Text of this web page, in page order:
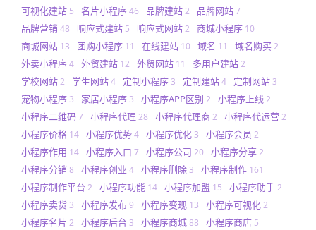
可视化建站 5 名片小程序46 品牌建站2 品牌网站7
品牌营销 48 响应式建站 5 响应式网站2 商城小程序 10
商城网站 13 团购小程序 11 在线建站 10 域名 11 域名购买2
外卖小程序4 外贸建站 12 外贸网站 11 多用户建站2
学校网站2 学生网站4 定制小程序 3 定制建站4 定制网站 3
宠物小程序 3 家居小程序 3 小程序APP区别 2 小程序上线 2
小程序二维码7 小程序代理 28 小程序代理商2 小程序代运营2
小程序价格 14 小程序优势4 小程序优化 3 小程序会员 2
小程序作用 14 小程序入口 7 小程序公司 20 小程序分享2
小程序分销 8 小程序创业 4 小程序删除 3 小程序制作 161
小程序制作平台 2 小程序功能 14 小程序加盟 15 小程序助手2
小程序卖货 3 小程序发布9 小程序变现 13 小程序可视化2
小程序名片 2 小程序后台 3 小程序商城88 小程序商店 5